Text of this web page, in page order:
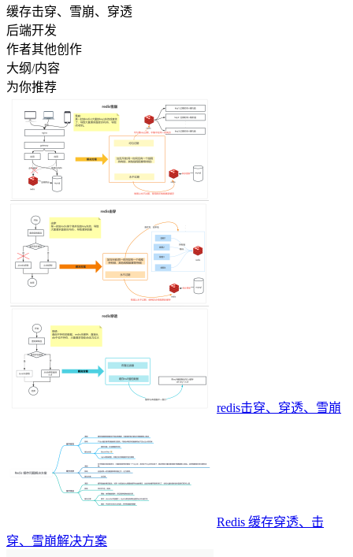
缓存击穿、雪崩、穿透
后端开发
作者其他创作
大纲/内容
为你推荐
redis击穿、穿透、雪崩
Redis 缓存穿透、击
穿、雪崩解决方案